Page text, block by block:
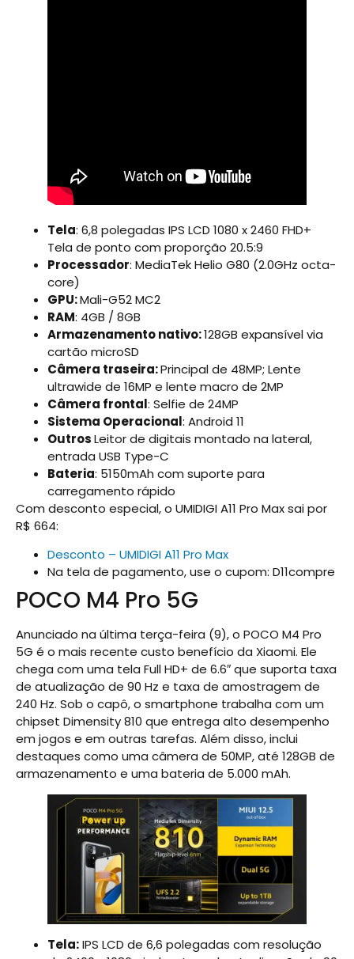
Tela: 6,8 polegadas IPS LCD 1080 x 2460 FHD+
Tela de ponto com proporção 20.5:9
Processador: MediaTek Helio G80 (2.0GHz octa-
core)
GPU:Mali-G52 MC2
RAM: 4GB / 8GB
Armazenamento nativo:128GB expansível via
cartão microSD
Câmera traseira:Principal de 48MP; Lente
ultrawide de 16MP e lente macro de 2MP
Câmera frontal: Selfie de 24MP
Sistema Operacional: Android 11
OutrosLeitor de digitais montado na lateral,
entrada USB Type-C
Bateria: 5150mAh com suporte para
carregamento rápido
Com desconto especial, o UMIDIGI A11 Pro Max sai por
R$ 664:
Desconto – UMIDIGI A11 Pro Max
Na tela de pagamento, use o cupom: D11compre
POCO M4 Pro 5G
Anunciado na última terça-feira (9), o POCO M4 Pro
5G é o mais recente custo benefício da Xiaomi. Ele
chega com uma tela Full HD+ de 6.6″ que suporta taxa
de atualização de 90 Hz e taxa de amostragem de
240 Hz. Sob o capô, o smartphone trabalha com um
chipset Dimensity 810 que entrega alto desempenho
em jogos e em outras tarefas. Além disso, inclui
destaques como uma câmera de 50MP, até 128GB de
armazenamento e uma bateria de 5.000 mAh.
Tela:IPS LCD de 6,6 polegadas com resolução